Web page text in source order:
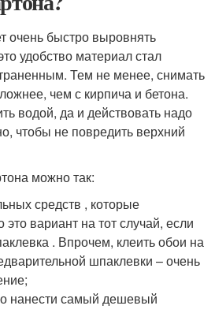
очень быстро выровнять
удобство материал стал
Тем не менее, снимать
чем с кирпича и бетона.
водой, да и действовать надо
чтобы не повредить верхний
можно так:
средств , которые
это вариант на тот случай, если
. Впрочем, клеить обои на
шпаклевки – очень
нанести самый дешевый